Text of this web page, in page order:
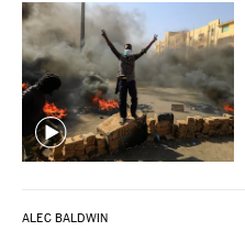
ALEC BALDWIN